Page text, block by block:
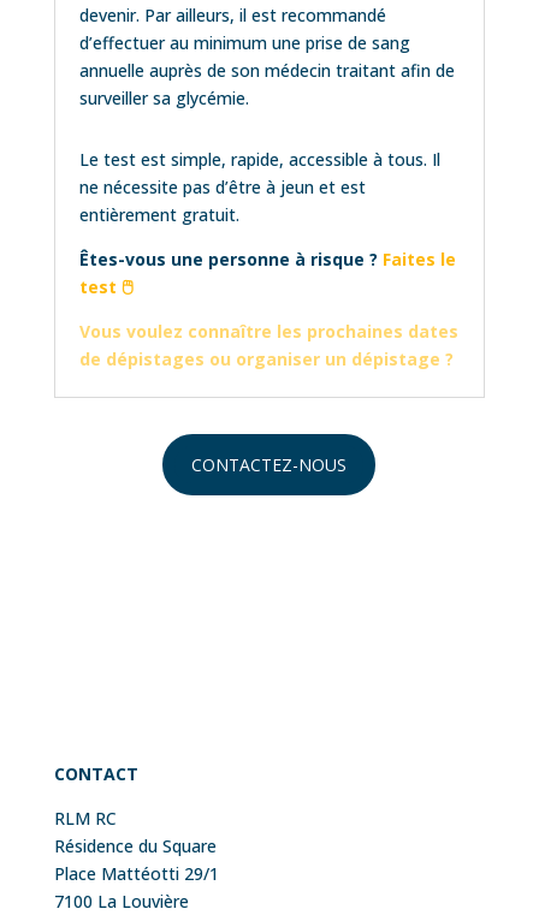
devenir. Par ailleurs, il est recommandé
d’effectuer au minimum une prise de sang
annuelle auprès de son médecin traitant afin de
surveiller sa glycémie.
Le test est simple, rapide, accessible à tous. Il
ne nécessite pas d’être à jeun et est
entièrement gratuit.
Êtes-vous une personne à risque ? Faites le
test 🖱
Vous voulez connaître les prochaines dates
de dépistages ou organiser un dépistage ?
CONTACTEZ-NOUS
CONTACT
RLM RC
Résidence du Square
Place Mattéotti 29/1
7100 La Louvière